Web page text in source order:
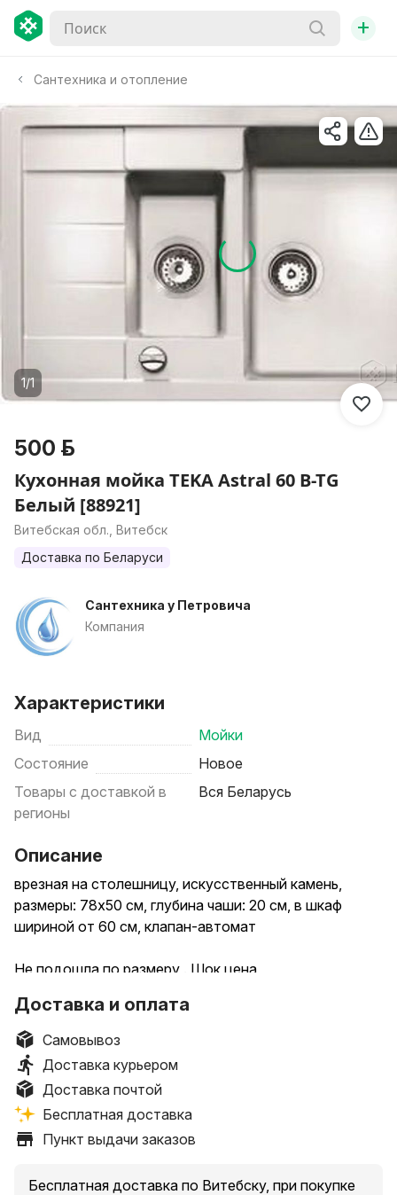
+
Сантехника и отопление
1/1
500 р.
Кухонная мойка TEKA Astral 60 B-TG
Белый [88921]
Витебская обл., Витебск
Доставка по Беларуси
Сантехника у Петровича
Компания
Характеристики
Вид
Мойки
Состояние
Новое
Товары с доставкой в
регионы
Вся Беларусь
Описание
врезная на столешницу, искусственный камень,
размеры: 78x50 см, глубина чаши: 20 см, в шкаф
шириной от 60 см, клапан-автомат
Не подошла по размеру . Шок цена
Доставка и оплата
Самовывоз
Доставка курьером
Доставка почтой
Бесплатная доставка
Пункт выдачи заказов
Бесплатная доставка по Витебску, при покупке